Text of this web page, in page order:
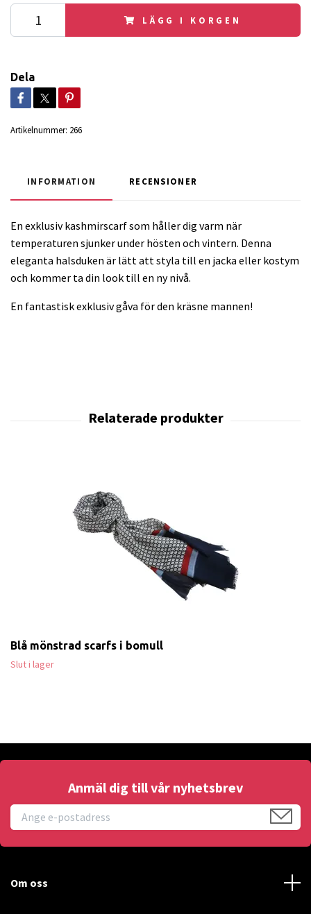
LÄGG I KORGEN
Dela
Artikelnummer: 266
INFORMATION RECENSIONER
En exklusiv kashmirscarf som håller dig varm när
temperaturen sjunker under hösten och vintern. Denna
eleganta halsduken är lätt att styla till en jacka eller kostym
och kommer ta din look till en ny nivå.
En fantastisk exklusiv gåva för den kräsne mannen!
Blå mönstrad scarfs i bomull
Slut i lager
Anmäl dig till vår nyhetsbrev
Om oss